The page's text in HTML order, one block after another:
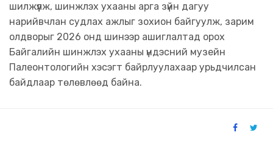
шилжүүлж, шинжлэх ухааны арга зүйн дагуу
нарийвчлан судлах ажлыг зохион байгуулж, зарим
олдворыг 2026 онд шинээр ашиглалтад орох
Байгалийн шинжлэх ухааны үндэсний музейн
Палеонтологийн хэсэгт байрлуулахаар урьдчилсан
байдлаар төлөвлөөд байна.